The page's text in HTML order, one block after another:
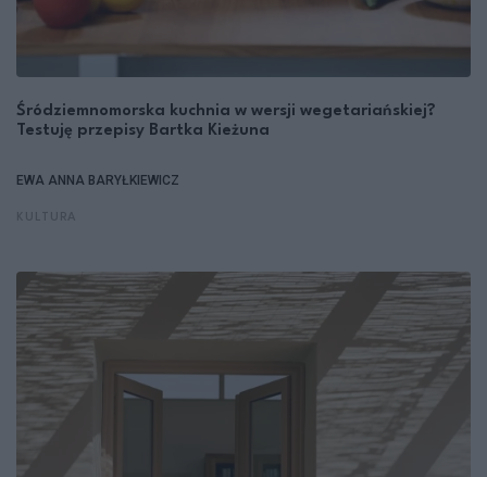
Śródziemnomorska kuchnia w wersji wegetariańskiej?
Testuję przepisy Bartka Kieżuna
EWA ANNA BARYŁKIEWICZ